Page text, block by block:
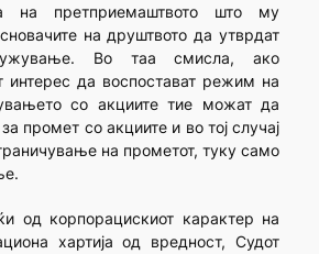
на претприемаштвото што му
на друштвото да утврдат
Во таа смисла, ако
интерес да воспостават режим на
со акциите тие можат да
промет со акциите и во тој случај
на прометот, туку само
од корпорацискиот карактер на
хартија од вредност, Судот